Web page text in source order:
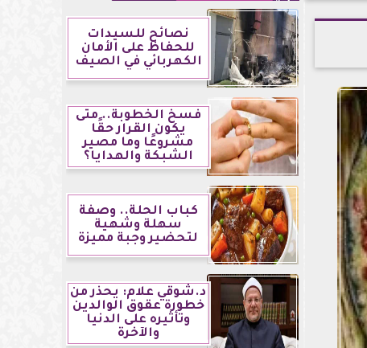
نصائح للسيدات
للحفاظ على الأمان
الكهربائي في الصيف
فسخ الخطوبة.. متى
يكون القرار حقًا
مشروعًا وما مصير
الشبكة والهدايا؟
كباب الحلة.. وصفة
سهلة وشهية
لتحضير وجبة مميزة
د.شوقي علام: يحذر من
خطورة عقوق الوالدين
وتأثيره على الدنيا
والآخرة